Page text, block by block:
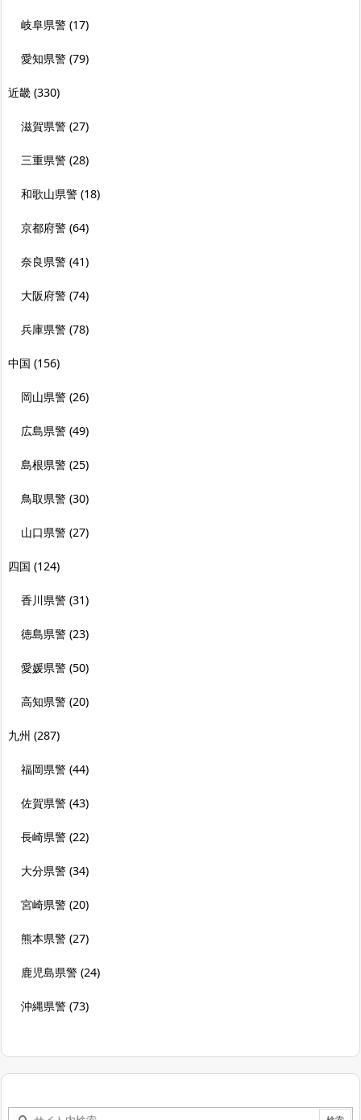
岐阜県警 (17)
愛知県警 (79)
近畿 (330)
滋賀県警 (27)
三重県警 (28)
和歌山県警 (18)
京都府警 (64)
奈良県警 (41)
大阪府警 (74)
兵庫県警 (78)
中国 (156)
岡山県警 (26)
広島県警 (49)
島根県警 (25)
鳥取県警 (30)
山口県警 (27)
四国 (124)
香川県警 (31)
徳島県警 (23)
愛媛県警 (50)
高知県警 (20)
九州 (287)
福岡県警 (44)
佐賀県警 (43)
長崎県警 (22)
大分県警 (34)
宮崎県警 (20)
熊本県警 (27)
鹿児島県警 (24)
沖縄県警 (73)